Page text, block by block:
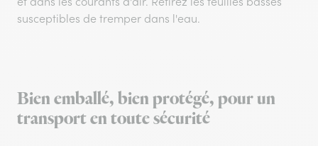
susceptibles de tremper dans l'eau.
Bien emballé, bien protégé, pour un
transport en toute sécurité